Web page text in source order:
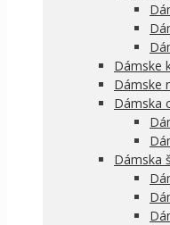
Dámske
Dámske
Dámska
Dámska